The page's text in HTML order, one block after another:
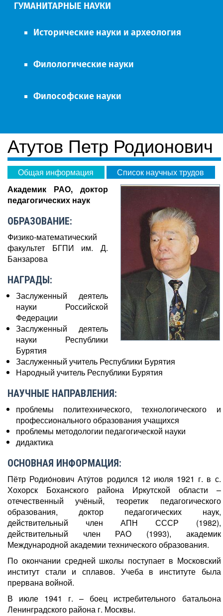
ГУМАНИТАРНЫЕ НАУКИ
Исторические науки и археология
Филологические науки
Философские науки
Атутов Петр Родионович
Общая информация
Список научных трудов
Академик РАО, доктор
педагогических наук
ОБРАЗОВАНИЕ:
Физико-математический
факультет БГПИ им. Д.
Банзарова
НАГРАДЫ:
Заслуженный деятель
науки Российской
Федерации
Заслуженный деятель
науки Республики
Бурятия
Заслуженный учитель Республики Бурятия
Народный учитель Республики Бурятия
НАУЧНЫЕ НАПРАВЛЕНИЯ:
проблемы политехнического, технологического и
профессионального образования учащихся
проблемы методологии педагогической науки
дидактика
ОСНОВНАЯ ИНФОРМАЦИЯ:
Пётр Родио́нович Ату́тов родился 12 июля 1921 г. в с.
Хохорск Боханского района Иркутской области –
отечественный учёный, теоретик педагогического
образования, доктор педагогических наук,
действительный член АПН СССР (1982),
действительный член РАО (1993), академик
Международной академии технического образования.
По окончании средней школы поступает в Московский
институт стали и сплавов. Учеба в институте была
прервана войной.
В июле 1941 г. – боец истребительного батальона
Ленинградского района г. Москвы.